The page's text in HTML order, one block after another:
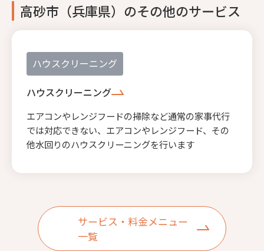
高砂市（兵庫県）のその他のサービス
ハウスクリーニング
ハウスクリーニング
エアコンやレンジフードの掃除など通常の家事代行
では対応できない、エアコンやレンジフード、その
他水回りのハウスクリーニングを行います
サービス・料金メニュー
一覧